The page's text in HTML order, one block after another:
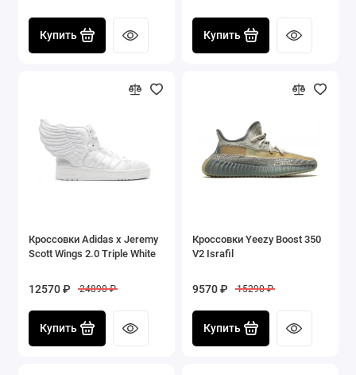
Купить Купить
Кроссовки Adidas x Jeremy
Scott Wings 2.0 Triple White
12570 ₽ 24890 ₽
Купить
Кроссовки Yeezy Boost 350
V2 Israfil
9570 ₽ 15290 ₽
Купить